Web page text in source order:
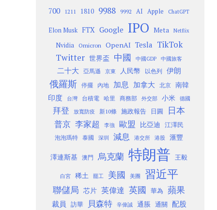
700 1211 1810 9988 9992 AI Apple ChatGPT
Elon Musk FTX Google IPO Meta Netflix
Nvidia Omicron OpenAI Tesla TikTok
Twitter 世界盃 中國 中國GDP 中國旅客
二十大 亞馬遜 京東 人民幣 以色列 伊朗
俄羅斯 停擺 內地 加息 加拿大 北京
南韓
印度
台灣 台積電 哈里 商務部 外交部 小米 德國
拜登 放寬防疫 新10條 施政報告 日圓 日本
普京 李家超 李強 歐盟 比亞迪 江澤民
泡泡瑪特 泰國 深圳 減息 港交所 港股 滙豐
澤連斯基 澳門 烏克蘭 特朗普 王毅
白宮 稀土 罷工 美國 美團 習近平
聯儲局 芯片 英偉達 英國 華為 蘋果
裁員 訪華 貝森特 辛偉誠 通脹 通關 配股